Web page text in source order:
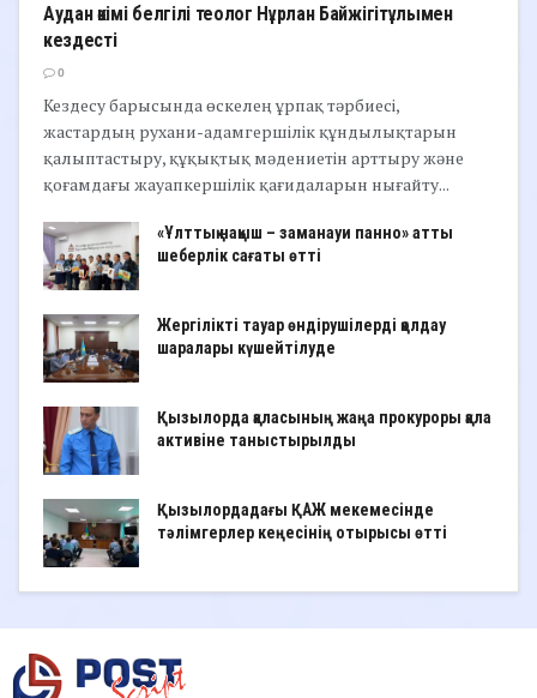
Аудан әкімі белгілі теолог Нұрлан Байжігітұлымен
кездесті
0
Кездесу барысында өскелең ұрпақ тәрбиесі,
жастардың рухани-адамгершілік құндылықтарын
қалыптастыру, құқықтық мәдениетін арттыру және
қоғамдағы жауапкершілік қағидаларын нығайту...
«Ұлттық нақыш – заманауи панно» атты
шеберлік сағаты өтті
Жергілікті тауар өндірушілерді қолдау
шаралары күшейтілуде
Қызылорда қаласының жаңа прокуроры қала
активіне таныстырылды
Қызылордадағы ҚАЖ мекемесінде
тәлімгерлер кеңесінің отырысы өтті